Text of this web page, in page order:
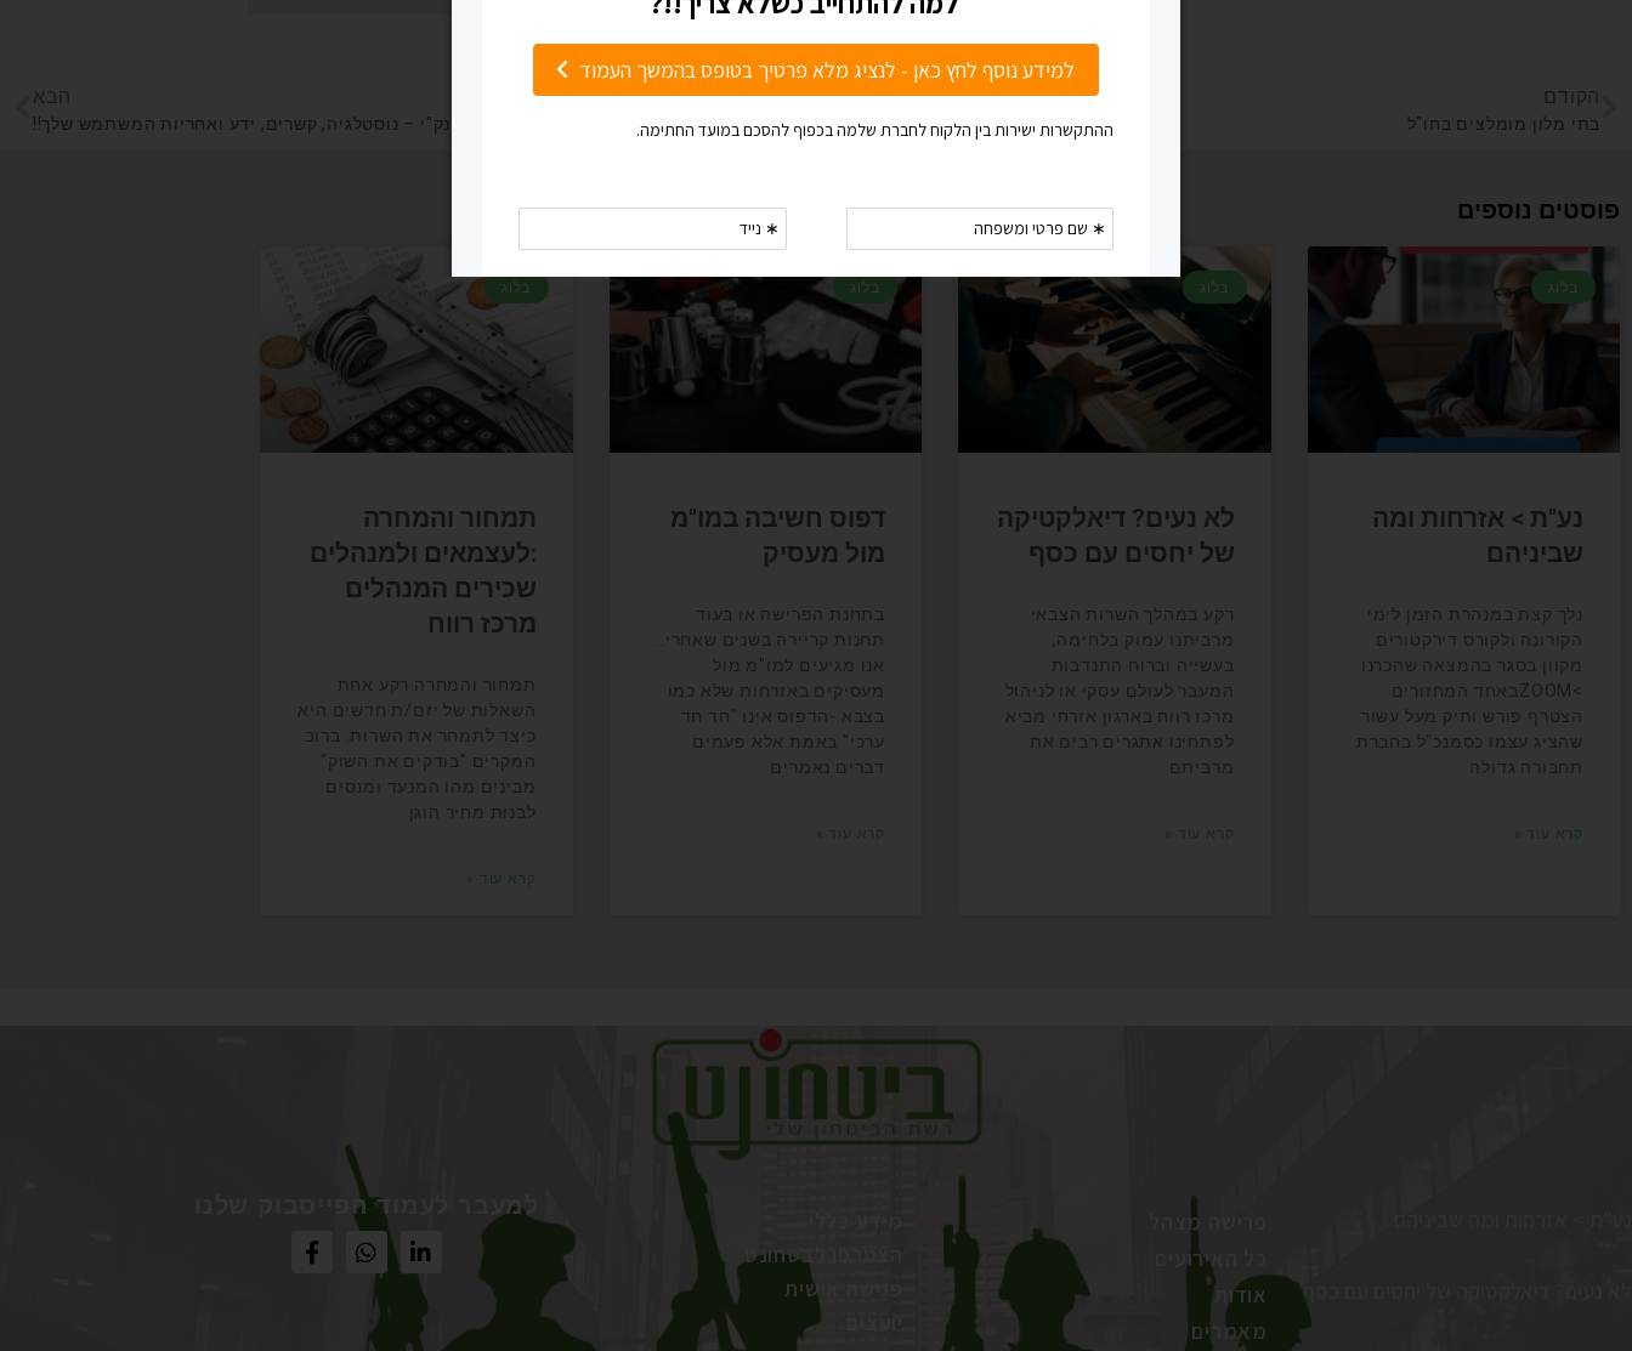
הקודם
בתי מלון מומלצים בחו"ל
הבא
נק"י – נוסטלגיה, קשרים, ידע ואחריות המשתמש שלך!!
פוסטים נוספים
בלוג
נע"ת > אזרחות ומה
שביניהם
נלך קצת במנהרת הזמן לימי
הקורונה ולקורס דירקטורים
מקוון בסגר בהמצאה שהכרנו
>ZOOMבאחד המחזורים
הצטרף פורש ותיק מעל עשור
שהציג עצמו כסמנכ"ל בחברת
תחבורה גדולה
קרא עוד »
בלוג
לא נעים? דיאלקטיקה
של יחסים עם כסף
רקע במהלך השרות הצבאי
מרביתנו עמוק בלחימה,
בעשייה וברוח התנדבות
המעבר לעולם עסקי או לניהול
מרכז רווח בארגון אזרחי מביא
לפתחינו אתגרים רבים את
מרביתם
קרא עוד »
בלוג
דפוס חשיבה במו"מ
מול מעסיק
בתחנת הפרישה או בעוד
תחנות קריירה בשנים שאחרי..
אנו מגיעים למו"מ מול
מעסיקים.באזרחות שלא כמו
בצבא -הדפוס אינו "חד חד
ערכי" באמת.אלא פעמים
דברים נאמרים
קרא עוד »
בלוג
תמחור והמחרה
:לעצמאים ולמנהלים
שכירים המנהלים
מרכז רווח
תמחור והמחרה רקע אחת
השאלות של יזם/ת חדשים היא
כיצד לתמחר את השרות. ברוב
המקרים "בודקים את השוק"
מבינים מהו המנעד ומנסים
לבנות מחיר הוגן
קרא עוד »
לא נעים? דיאלקטיקה של יחסים עם כסף
פרישה מצהל
כל האירועים
אודות
מאמרים
הצטרפו לבטחונט
פגישה אישית
למעבר לעמוד הפייסבוק שלנו